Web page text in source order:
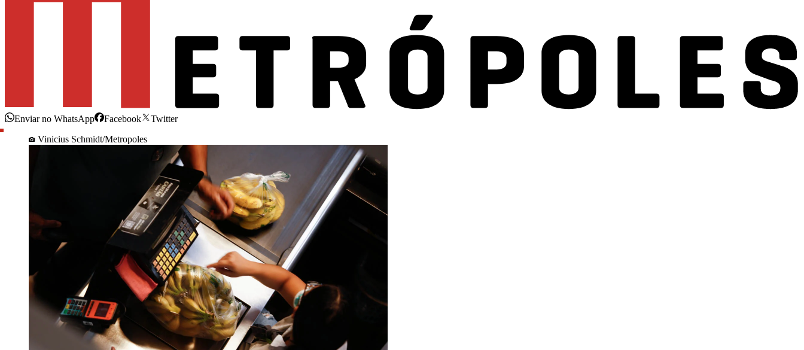
Enviar no WhatsApp Facebook
Twitter
Vinicius Schmidt/Metropoles